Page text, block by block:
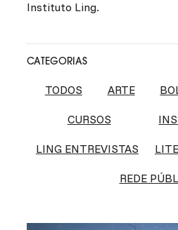
Instituto Ling.
CATEGORIAS
TODOS ARTE
CURSOS
LING ENTREVISTAS
REDE